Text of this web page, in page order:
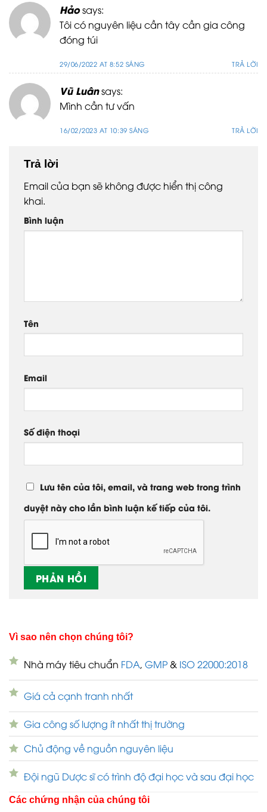
Hảosays:
Tôi có nguyên liệu cần tây cần gia công
đóng túi
29/06/2022 AT 8:52 SÁNG TRẢ LỜI
Vũ Luânsays:
Mình cần tư vấn
16/02/2023 AT 10:39 SÁNG TRẢ LỜI
Trả lời
Email của bạn sẽ không được hiển thị công
khai.
Bình luận
Tên
Email
Số điện thoại
Lưu tên của tôi, email, và trang web trong trình
duyệt này cho lần bình luận kế tiếp của tôi.
Vì sao nên chọn chúng tôi?
Nhà máy tiêu chuẩn FDA, GMP & ISO 22000:2018
Giá cả cạnh tranh nhất
Gia công số lượng ít nhất thị trường
Chủ động về nguồn nguyên liệu
Đội ngũ Dược sĩ có trình độ đại học và sau đại học
Các chứng nhận của chúng tôi